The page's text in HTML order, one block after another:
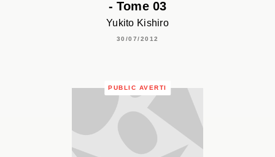
- Tome 03
Yukito Kishiro
30/07/2012
PUBLIC AVERTI